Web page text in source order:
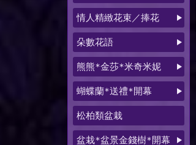
情人精緻花束／捧花
朵數花語
熊熊*金莎*米奇米妮
蝴蝶蘭*送禮*開幕
松柏類盆栽
盆栽*盆景金錢樹*開幕